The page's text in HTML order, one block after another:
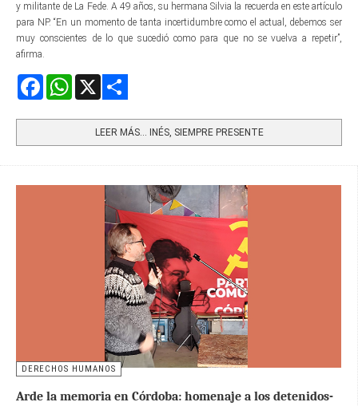
y militante de La Fede. A 49 años, su hermana Silvia la recuerda en este artículo
para NP. “En un momento de tanta incertidumbre como el actual, debemos ser
muy conscientes de lo que sucedió como para que no se vuelva a repetir”,
afirma.
FacebookWhatsApp
LEER MÁS… INÉS, SIEMPRE PRESENTE
DERECHOS HUMANOS
Arde la memoria en Córdoba: homenaje a los detenidos-